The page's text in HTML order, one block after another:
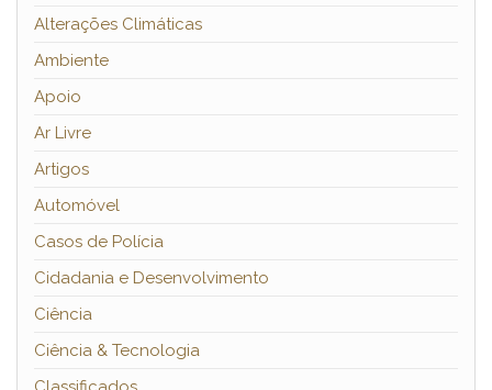
Alterações Climáticas
Ambiente
Apoio
Ar Livre
Artigos
Automóvel
Casos de Polícia
Cidadania e Desenvolvimento
Ciência
Ciência & Tecnologia